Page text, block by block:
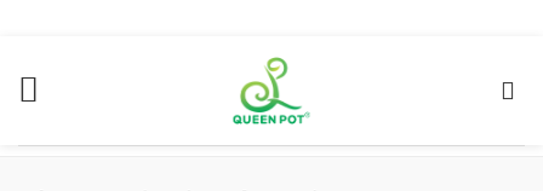
dung